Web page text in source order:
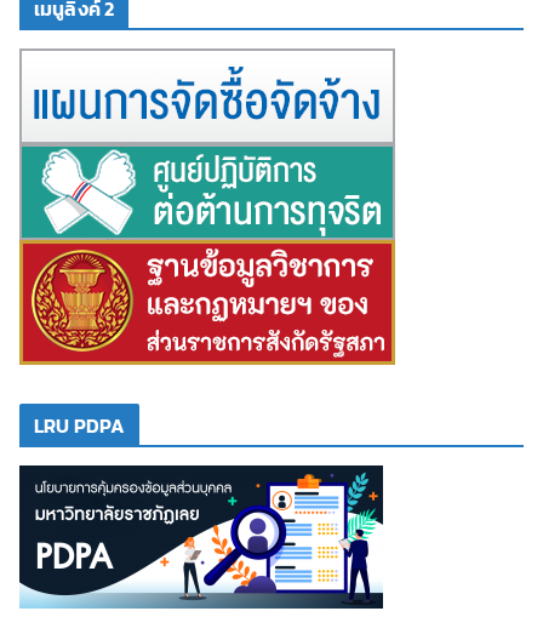
เมนูลิงค์ 2
LRU PDPA